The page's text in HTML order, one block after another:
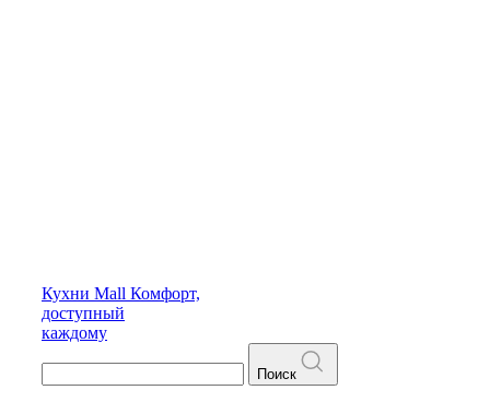
Кухни Mall Комфорт,
доступный
каждому
Поиск